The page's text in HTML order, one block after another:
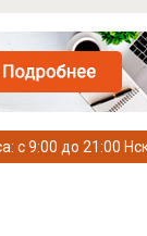
с 9:00 до 21:00